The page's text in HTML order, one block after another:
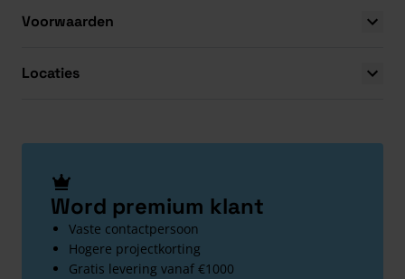
Voorwaarden
Locaties
Word premium klant
Vaste contactpersoon
Hogere projectkorting
Gratis levering vanaf €1000